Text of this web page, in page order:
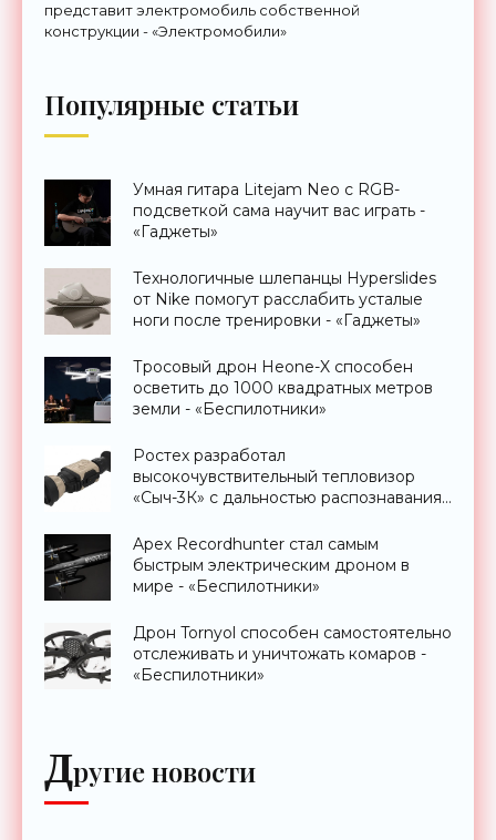
представит электромобиль собственной
конструкции - «Электромобили»
Популярные статьи
Умная гитара Litejam Neo с RGB-
подсветкой сама научит вас играть -
«Гаджеты»
Технологичные шлепанцы Hyperslides
от Nike помогут расслабить усталые
ноги после тренировки - «Гаджеты»
Тросовый дрон Heone-X способен
осветить до 1000 квадратных метров
земли - «Беспилотники»
Ростех разработал
высокочувствительный тепловизор
«Сыч-3К» с дальностью распознавания
Apex Recordhunter стал самым
быстрым электрическим дроном в
мире - «Беспилотники»
Дрон Tornyol способен самостоятельно
отслеживать и уничтожать комаров -
«Беспилотники»
Другие новости